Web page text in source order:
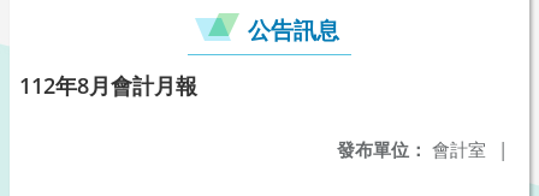
公告訊息
112年8月會計月報
發布單位： 會計室 |